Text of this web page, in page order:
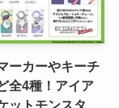
ーカーやキーチ
全4種！アイア
ットモンスタ